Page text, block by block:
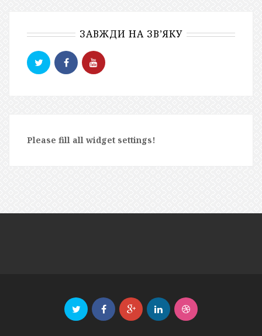
ЗАВЖДИ НА ЗВ’ЯКУ
Please fill all widget settings!